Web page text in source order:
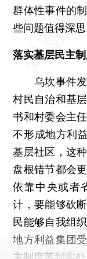
群体性事件的
些问题值得深思
落实基层民主
乌坎事件发
村民自治和基
书和村委会主
不形成地方利
基层社区，这
盘根错节都会
依靠中央或者
计，要能够砍
民能够自我组
地方利益集团